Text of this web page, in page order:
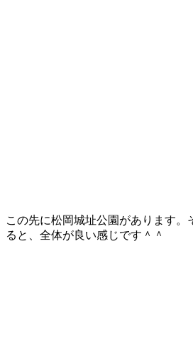
この先に松岡城址公園があります。
ると、全体が良い感じです＾＾